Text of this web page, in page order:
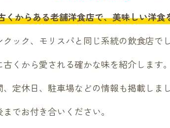
くからある老舗洋食店で、美味しい洋
クック、 モリスパと同じ系統の飲食店でし
くから愛される確かな味を紹介します。
定休日、駐車場などの情報も掲載しまし
でお付き合いください。